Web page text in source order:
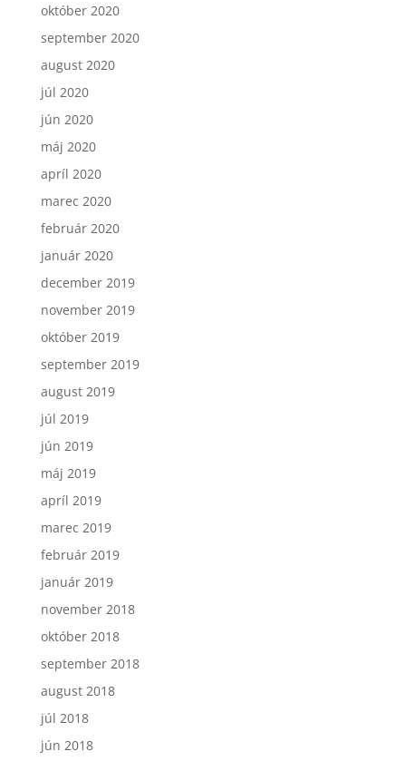
október 2020
september 2020
august 2020
júl 2020
jún 2020
máj 2020
apríl 2020
marec 2020
február 2020
január 2020
december 2019
november 2019
október 2019
september 2019
august 2019
júl 2019
jún 2019
máj 2019
apríl 2019
marec 2019
február 2019
január 2019
november 2018
október 2018
september 2018
august 2018
júl 2018
jún 2018